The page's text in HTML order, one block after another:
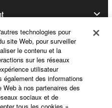
technologies pour
site Web, pour surveiller
le contenu et la
sur les réseaux
utilisateur
également des informations
à nos partenaires des
sociaux et de